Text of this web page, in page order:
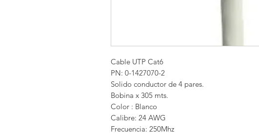
Cable UTP Cat6
PN: 0-1427070-2
Solido conductor de 4 pares.
Bobina x 305 mts.
Color : Blanco
Calibre: 24 AWG
Frecuencia: 250Mhz